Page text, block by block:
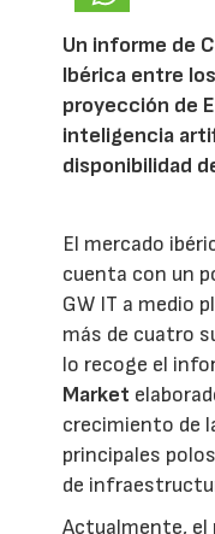
Un informe de
Ibérica entre
proyección de
inteligencia
disponibilidad
El mercado
cuenta con un
GW IT a medio
más de cuatro
lo recoge el
Market
crecimiento de
principales
de
Actualmente, el